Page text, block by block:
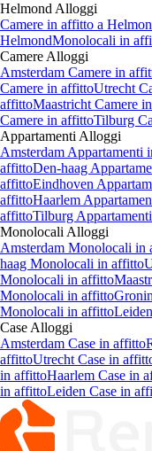
Helmond Alloggi
Camere in affitto a
HelmondMonolocali in
Camere Alloggi
Amsterdam Camere in
Camere in affittoUtrecht
affittoMaastricht Camere
Camere in affittoTilburg
Appartamenti Alloggi
Amsterdam Appartamenti
affittoDen-haag
affittoEindhoven
affittoHaarlem
affittoTilburg
Monolocali Alloggi
Amsterdam Monolocali in
haag Monolocali in affitto
Monolocali in affitto
Monolocali in affitto
Monolocali in affitto
Case Alloggi
Amsterdam Case in affitto
affittoUtrecht Case in
in affittoHaarlem Case in
in affittoLeiden Case in